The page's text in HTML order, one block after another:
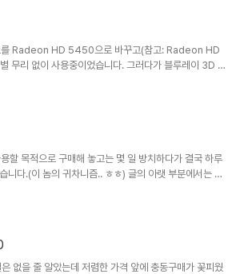
려 있던 프로들라이저(가운데 까맣고 네모난 칩)가 하나
해 보니 전원부가 많이 바꼈습니다. 구..
를 Radeon HD 5450으로 바꾸고(참고: Radeon HD
리 없이 사용중이었습니다. 그러다가 블루레이 3D 소
(가족들에게 보여준다면서 딱 틀었는데 뚝뚝 끊기는 영
심이 없었던 GeForce GT 520의 영상 디코더가 상당
HTPC GPU ..
목적으로 구매해 놓고는 몇 일 방치하다가 결국 하루
니다.(이 놈의 귀차니즘.. ㅎㅎ) 글의 아랫 부분에서는 재
영화 캡춰 화면이 있는데 혹시 저작권상 문제가 된다면
영상 가속이 지원되기 때문인데 아주 만족스럽지는 않
플에서 문제가 있을 때는 Media Player Classi..
없을 줄 알았는데 저렴한 가격 앞에 충동구매가 꽃피웠